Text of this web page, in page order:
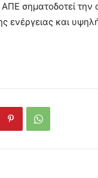
σηματοδοτεί την
ενέργειας και